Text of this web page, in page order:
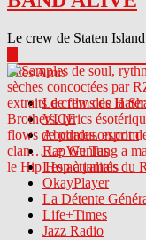
Le crew de Staten
Sites Amis
Le crew des
VICE
Abcdrduson.com
Rap Genius
Les actualités du
OkayPlayer
La Détente
Life+Times
Jazz Radio